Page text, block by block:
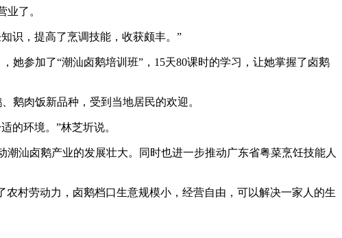
了。
识，提高了烹调技能，收获颇丰。”
参加了“潮汕卤鹅培训班”，15天80课时的学习，让她掌握了卤鹅
肉饭新品种，受到当地居民的欢迎。
环境。”林芝圻说。
汕卤鹅产业的发展壮大。同时也进一步推动广东省粤菜烹饪技能人
村劳动力，卤鹅档口生意规模小，经营自由，可以解决一家人的生